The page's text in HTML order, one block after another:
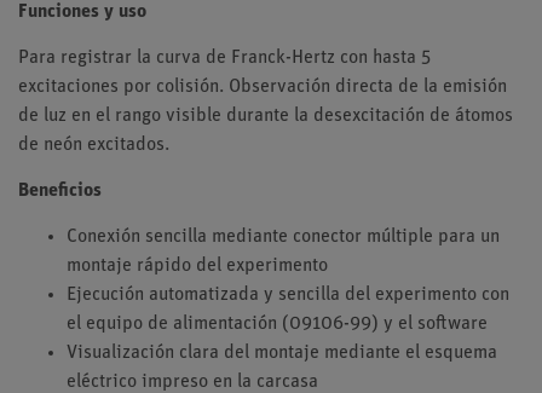
Funciones y uso
Para registrar la curva de Franck-Hertz con hasta 5
excitaciones por colisión. Observación directa de la emisión
de luz en el rango visible durante la desexcitación de átomos
de neón excitados.
Beneficios
Conexión sencilla mediante conector múltiple para un
montaje rápido del experimento
Ejecución automatizada y sencilla del experimento con
el equipo de alimentación (09106-99) y el software
Visualización clara del montaje mediante el esquema
eléctrico impreso en la carcasa